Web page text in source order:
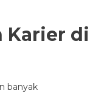
Karier di
banyak